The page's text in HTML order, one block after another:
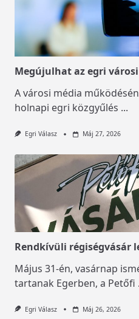
Megújulhat az egri
A városi média
holnapi egri közgyűlés ...
Egri Válasz Máj 27, 2026
Rendkívüli régiségvásár
Május 31-én, vasárnap
tartanak Egerben, a Petőfi
Egri Válasz Máj 26, 2026